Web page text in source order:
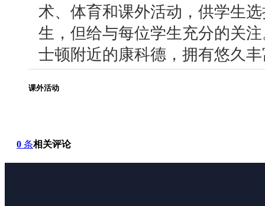
术、体育和课外活动，供学生
生，但给与每位学生充分的关
士顿附近的康科德，拥有悠久
课外活动
0 条相关评论